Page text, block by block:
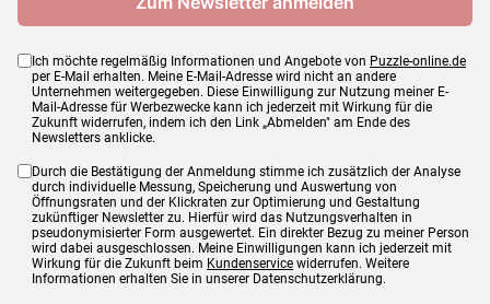
Ich möchte regelmäßig Informationen und Angebote von Puzzle-online.de
per E-Mail erhalten. Meine E-Mail-Adresse wird nicht an andere
Unternehmen weitergegeben. Diese Einwilligung zur Nutzung meiner E-
Mail-Adresse für Werbezwecke kann ich jederzeit mit Wirkung für die
Zukunft widerrufen, indem ich den Link „Abmelden" am Ende des
Newsletters anklicke.
Durch die Bestätigung der Anmeldung stimme ich zusätzlich der Analyse
durch individuelle Messung, Speicherung und Auswertung von
Öffnungsraten und der Klickraten zur Optimierung und Gestaltung
zukünftiger Newsletter zu. Hierfür wird das Nutzungsverhalten in
pseudonymisierter Form ausgewertet. Ein direkter Bezug zu meiner Person
wird dabei ausgeschlossen. Meine Einwilligungen kann ich jederzeit mit
Wirkung für die Zukunft beim Kundenservice widerrufen. Weitere
Informationen erhalten Sie in unserer Datenschutzerklärung.